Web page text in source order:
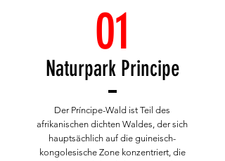
Naturpark Principe
01
Der Príncipe-Wald ist Teil des
afrikanischen dichten Waldes, der sich
hauptsächlich auf die guineisch-
kongolesische Zone konzentriert, die